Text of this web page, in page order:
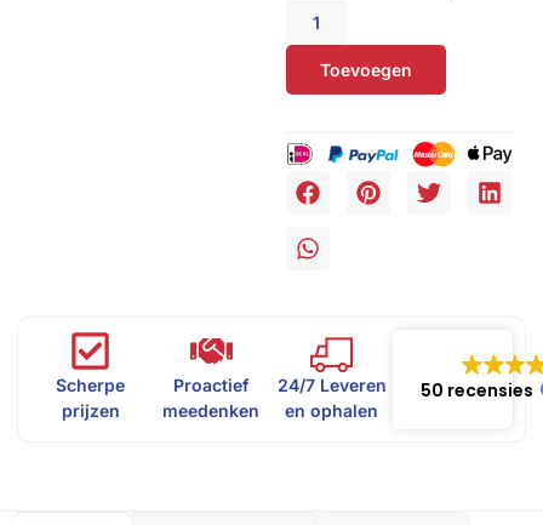
Toevoegen
Scherpe
prijzen
Proactief
meedenken
24/7 Leveren
en ophalen
50 recensies